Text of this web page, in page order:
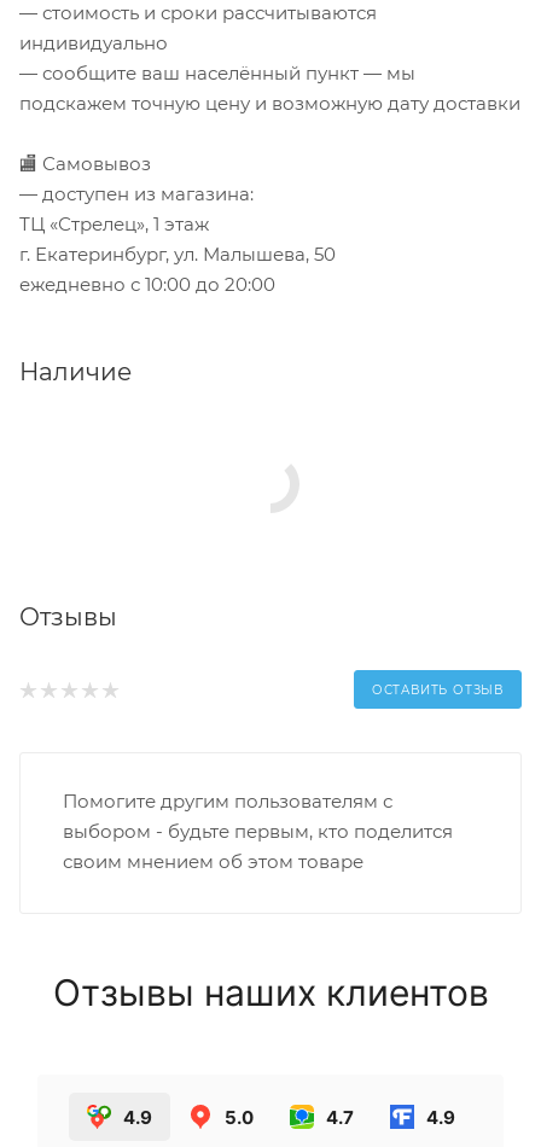
— стоимость и сроки рассчитываются
индивидуально
— сообщите ваш населённый пункт — мы
подскажем точную цену и возможную дату доставки
🏬 Самовывоз
— доступен из магазина:
ТЦ «Стрелец», 1 этаж
г. Екатеринбург, ул. Малышева, 50
ежедневно с 10:00 до 20:00
Наличие
Отзывы
ОСТАВИТЬ ОТЗЫВ
Помогите другим пользователям с
выбором - будьте первым, кто поделится
своим мнением об этом товаре
Отзывы наших клиентов
4.9 5.0 4.7 4.9